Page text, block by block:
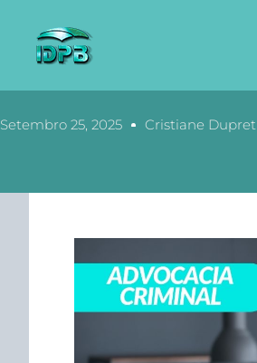
Setembro 25, 2025 Cristiane Dupret